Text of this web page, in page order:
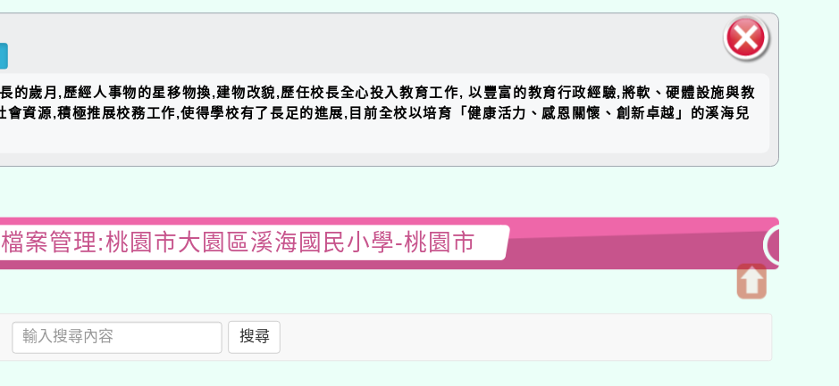
塊
的歲月,歷經人事物的星移物換,建物改貌,歷任校長全心投入教育工作, 以豐富的教育行政經驗,將軟、硬體設施與教
資源,積極推展校務工作,使得學校有了長足的進展,目前全校以培育「健康活力、感恩關懷、創新卓越」的溪海兒
檔案管理:桃園市大園區溪海國民小學-桃園市
搜尋